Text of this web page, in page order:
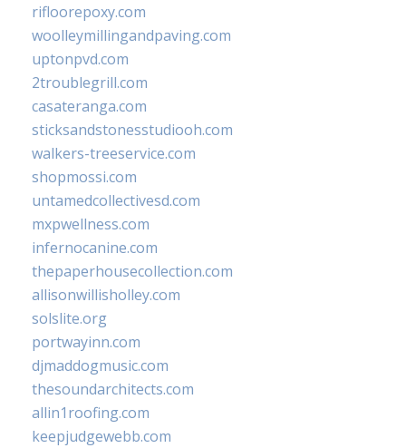
rifloorepoxy.com
woolleymillingandpaving.com
uptonpvd.com
2troublegrill.com
casateranga.com
sticksandstonesstudiooh.com
walkers-treeservice.com
shopmossi.com
untamedcollectivesd.com
mxpwellness.com
infernocanine.com
thepaperhousecollection.com
allisonwillisholley.com
solslite.org
portwayinn.com
djmaddogmusic.com
thesoundarchitects.com
allin1roofing.com
keepjudgewebb.com